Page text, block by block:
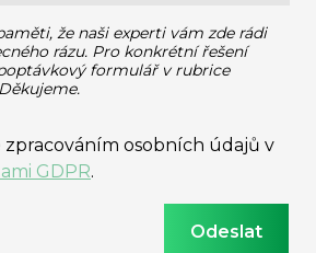
že naši experti vám zde rádi
rázu. Pro konkrétní řešení
formulář v rubrice
zpracováním osobních údajů v
GDPR.